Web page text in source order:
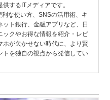
するITメディアです。
な使い方、SNSの活用術、キ
ット銀行、金融アプリなど、日
ックやお得な情報を紹介・レビ
ホが欠かせない時代に、より賢
トを独自の視点から発信してい